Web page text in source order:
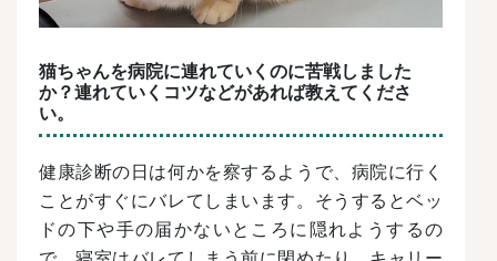
猫ちゃんを病院に連れていくのに苦戦しました
か？連れていくコツなどがあれば教えてくださ
い。
健康診断の日は何かを察するようで、病院に行く
ことがすぐにバレてしまいます。そうするとベッ
ドの下や手の届かないところに隠れようするの